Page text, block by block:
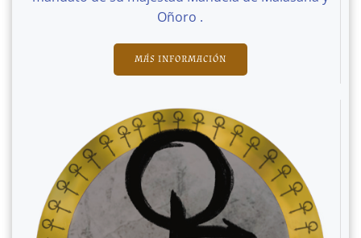
Oñoro .
MÁS INFORMACIÓN